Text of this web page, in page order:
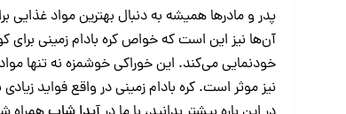
پدر و مادرها همیشه به دنبال بهترین مواد
آن‌ها نیز این است که خواص کره بادام زمینی برای
خودنمایی می‌کند. این خوراکی خوشمزه نه‌ تنها
نیز موثر است. کره بادام ‌زمینی در واقع فواید